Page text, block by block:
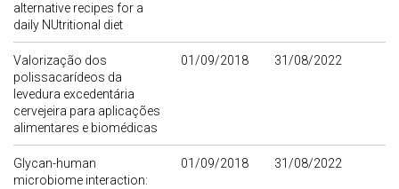
alternative recipes for a
daily NUtritional diet
Valorização dos
polissacarídeos da
levedura excedentária
cervejeira para aplicações
alimentares e biomédicas
01/09/2018 31/08/2022
Glycan-human
microbiome interaction:
01/09/2018 31/08/2022